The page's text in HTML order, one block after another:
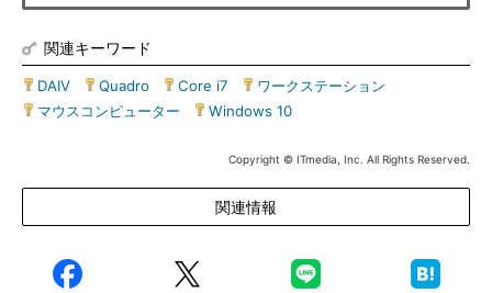
関連キーワード
DAIV Quadro Core i7 ワークステーション
マウスコンピューター
Windows 10
Copyright © ITmedia, Inc. All Rights Reserved.
関連情報